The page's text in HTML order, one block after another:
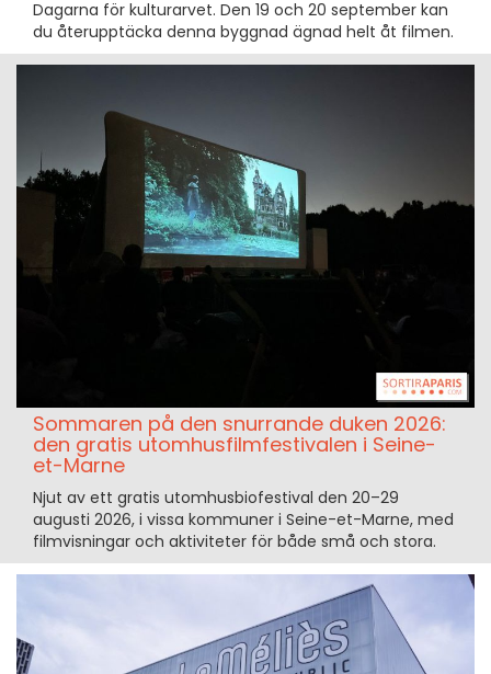
Dagarna för kulturarvet. Den 19 och 20 september kan
du återupptäcka denna byggnad ägnad helt åt filmen.
Sommaren på den snurrande duken 2026:
den gratis utomhusfilmfestivalen i Seine-
et-Marne
Njut av ett gratis utomhusbiofestival den 20–29
augusti 2026, i vissa kommuner i Seine-et-Marne, med
filmvisningar och aktiviteter för både små och stora.